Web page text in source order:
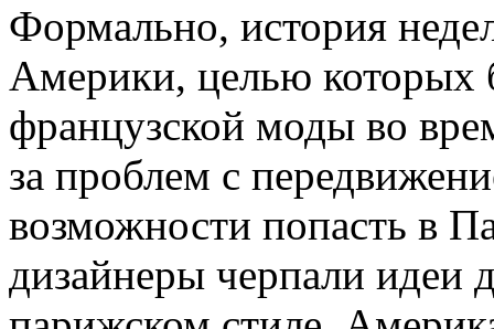
Формально, история
Америки, целью которых
французской моды во
за проблем с
возможности попасть в
дизайнеры черпали идеи